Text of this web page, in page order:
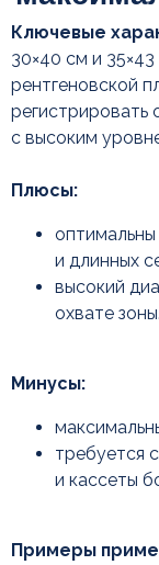
Ключевые
30×40 см и
рентгеновской
регистрировать
с высоким
Плюсы:
и длинных
высокий
охвате зоны.
Минусы:
требуется
и кассеты
Примеры
Заключение
Остались
По всем
с подбором
и оборудования,
к нашим